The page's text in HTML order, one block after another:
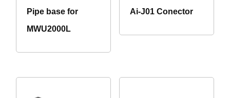
Pipe base for
MWU2000L
Ai-J01 Conector